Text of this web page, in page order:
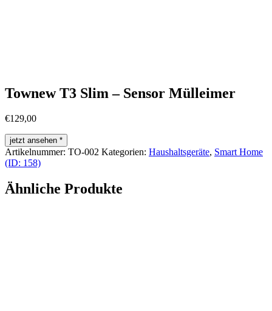
Townew T3 Slim – Sensor Mülleimer
€129,00
jetzt ansehen *
Artikelnummer: TO-002 Kategorien: Haushaltsgeräte, Smart Home
(ID: 158)
Ähnliche Produkte